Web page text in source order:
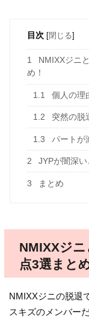
目次 [閉じる]
1
NMIXXジニ
め！
1.1 個人の理
1.2 突然の脱
1.3 パートが
2 JYPが闇深い
3 まとめ
NMIXXジ
点3選まと
NMIXXジニの脱退
スキズのメンバー